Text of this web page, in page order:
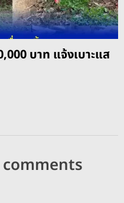
บาท แจ้งเบาะแส